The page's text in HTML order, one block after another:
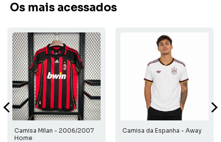
Os mais acessados
Camisa Milan - 2006/2007
Home
Camisa da Espanha - Away